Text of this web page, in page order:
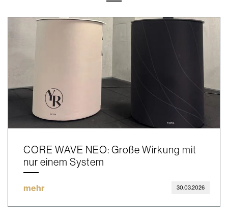
CORE WAVE NEO: Große Wirkung mit
nur einem System
mehr 30.03.2026